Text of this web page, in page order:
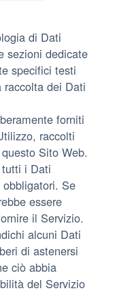
di Dati
sezioni dedicate
specifici testi
dei Dati
forniti
raccolti
Sito Web.
i Dati
Se
essere
il Servizio.
alcuni Dati
di astenersi
ciò abbia
del Servizio